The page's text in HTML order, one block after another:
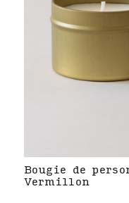
Bougie de
Vermillon